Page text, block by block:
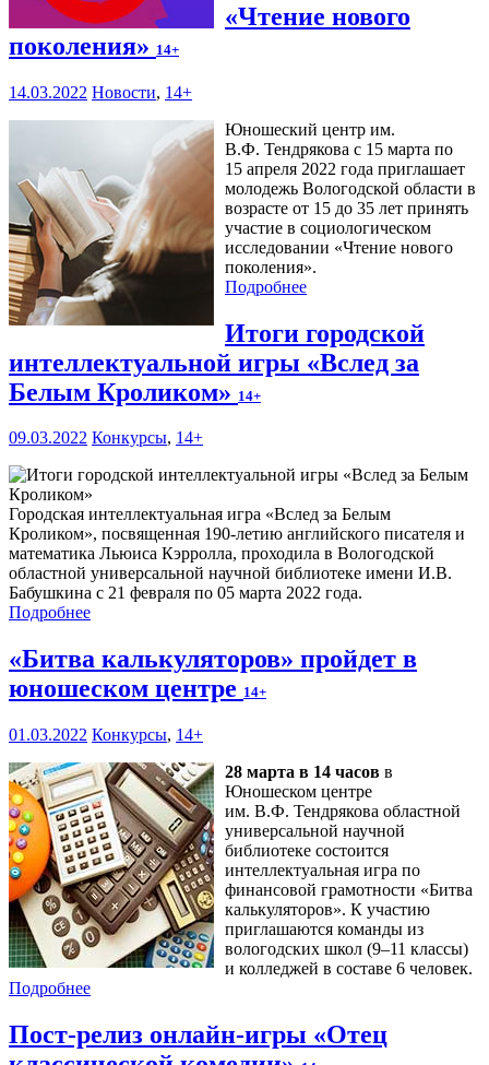
«Чтение нового
поколения» 14+
14.03.2022 Новости, 14+
Юношеский центр им.
В.Ф. Тендрякова с 15 марта по
15 апреля 2022 года приглашает
молодежь Вологодской области в
возрасте от 15 до 35 лет принять
участие в социологическом
исследовании «Чтение нового
поколения».
Подробнее
Итоги городской
интеллектуальной игры «Вслед за
Белым Кроликом» 14+
09.03.2022 Конкурсы, 14+
Городская интеллектуальная игра «Вслед за Белым
Кроликом», посвященная 190-летию английского писателя и
математика Льюиса Кэрролла, проходила в Вологодской
областной универсальной научной библиотеке имени И.В.
Бабушкина с 21 февраля по 05 марта 2022 года.
Подробнее
«Битва калькуляторов» пройдет в
юношеском центре 14+
01.03.2022 Конкурсы, 14+
28 марта в 14 часов в
Юношеском центре
им. В.Ф. Тендрякова областной
универсальной научной
библиотеке состоится
интеллектуальная игра по
финансовой грамотности «Битва
калькуляторов». К участию
приглашаются команды из
вологодских школ (9–11 классы)
и колледжей в составе 6 человек.
Подробнее
Пост-релиз онлайн-игры «Отец